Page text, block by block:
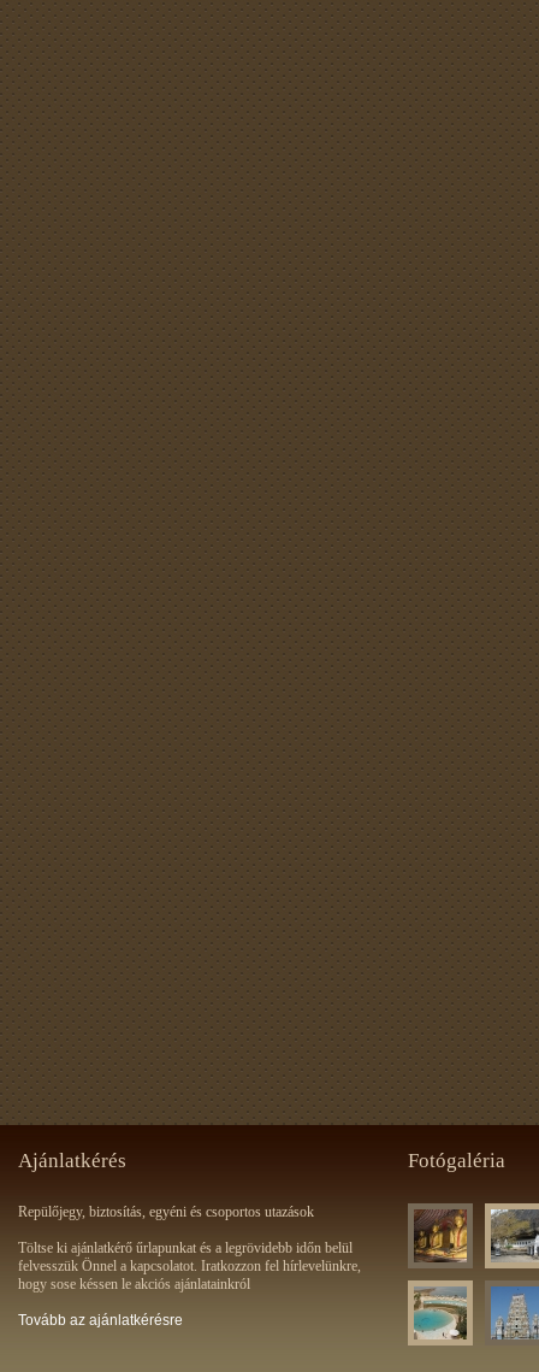
Ajánlatkérés Fotógaléria
Repülőjegy, biztosítás, egyéni és csoportos utazások
Töltse ki ajánlatkérő űrlapunkat és a legrövidebb időn belül
felvesszük Önnel a kapcsolatot. Iratkozzon fel hírlevelünkre,
hogy sose késsen le akciós ajánlatainkról
Tovább az ajánlatkérésre